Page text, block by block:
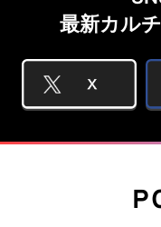
最新カル